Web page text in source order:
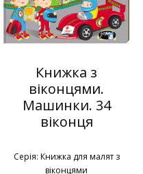
Книжка з
віконцями.
Машинки. 34
віконця
Серія: Книжка для малят з
віконцями